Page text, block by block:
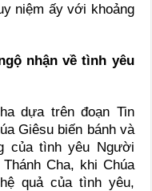
niệm ấy với khoảng
nhận về tình yêu
dựa trên đoạn Tin
Giêsu biến bánh và
của tình yêu Người
Cha, khi Chúa
quả của tình yêu,